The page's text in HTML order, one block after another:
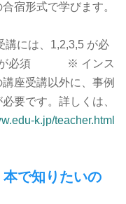
宿形式で学びます。
には、1,2,3,5 が必
が必須 ※ インス
座受講以外に、事例
要です。詳しくは、
k.jp/teacher.html
本で知りたいの